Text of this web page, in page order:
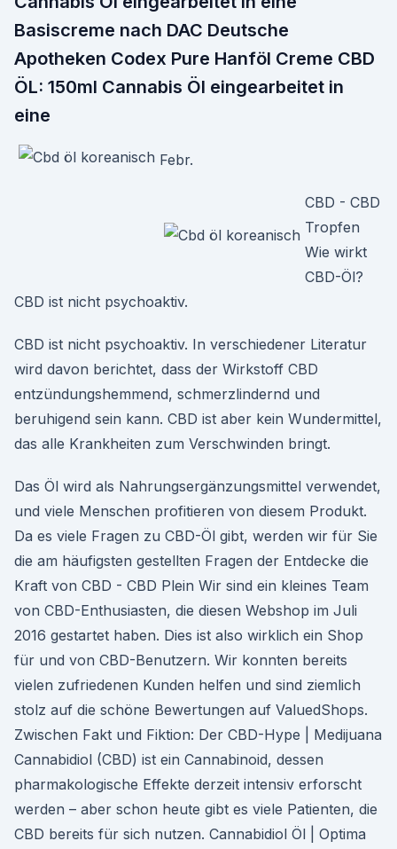
Basiscreme nach DAC Deutsche
Apotheken Codex Pure Hanföl Creme CBD
ÖL: 150ml Cannabis Öl eingearbeitet in
eine
Febr.
CBD - CBD
Tropfen
Wie wirkt
CBD-Öl?
CBD ist nicht psychoaktiv.
CBD ist nicht psychoaktiv. In verschiedener Literatur
wird davon berichtet, dass der Wirkstoff CBD
entzündungshemmend, schmerzlindernd und
beruhigend sein kann. CBD ist aber kein Wundermittel,
das alle Krankheiten zum Verschwinden bringt.
Das Öl wird als Nahrungsergänzungsmittel verwendet,
und viele Menschen profitieren von diesem Produkt.
Da es viele Fragen zu CBD-Öl gibt, werden wir für Sie
die am häufigsten gestellten Fragen der Entdecke die
Kraft von CBD - CBD Plein Wir sind ein kleines Team
von CBD-Enthusiasten, die diesen Webshop im Juli
2016 gestartet haben. Dies ist also wirklich ein Shop
für und von CBD-Benutzern. Wir konnten bereits
vielen zufriedenen Kunden helfen und sind ziemlich
stolz auf die schöne Bewertungen auf ValuedShops.
Zwischen Fakt und Fiktion: Der CBD-Hype | Medijuana
Cannabidiol (CBD) ist ein Cannabinoid, dessen
pharmakologische Effekte derzeit intensiv erforscht
werden – aber schon heute gibt es viele Patienten, die
CBD bereits für sich nutzen. Cannabidiol Öl | Optima